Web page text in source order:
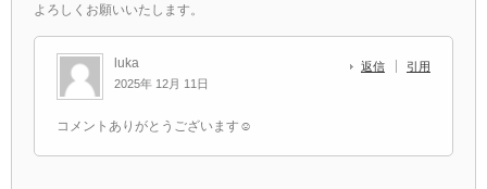
よろしくお願いいたします。
luka
2025年 12月 11日
返信 引用
コメントありがとうございます☺️